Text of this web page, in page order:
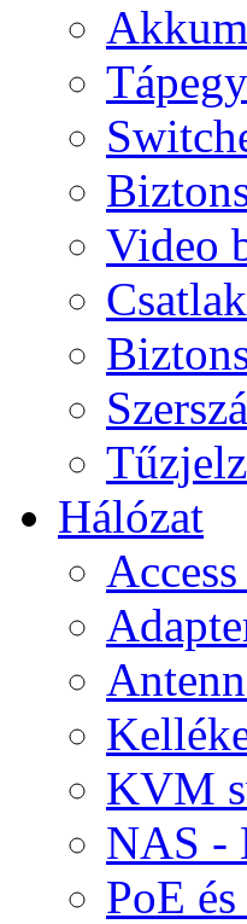
Video
Hálózat
KVM
NAS -
PoE